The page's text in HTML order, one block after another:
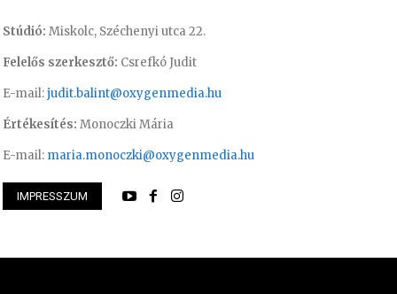
– technikus
Stúdió: Miskolc, Széchenyi utca 22.
Felelős szerkesztő: Csrefkó Judit
E-mail:judit.balint@oxygenmedia.hu
Értékesítés: Monoczki Mária
E-mail: maria.monoczki@oxygenmedia.hu
IMPRESSZUM